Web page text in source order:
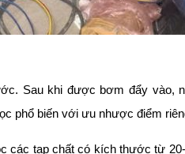
Sau khi được bơm đẩy vào,
phổ biến với ưu nhược điểm
các tạp chất có kích thước từ